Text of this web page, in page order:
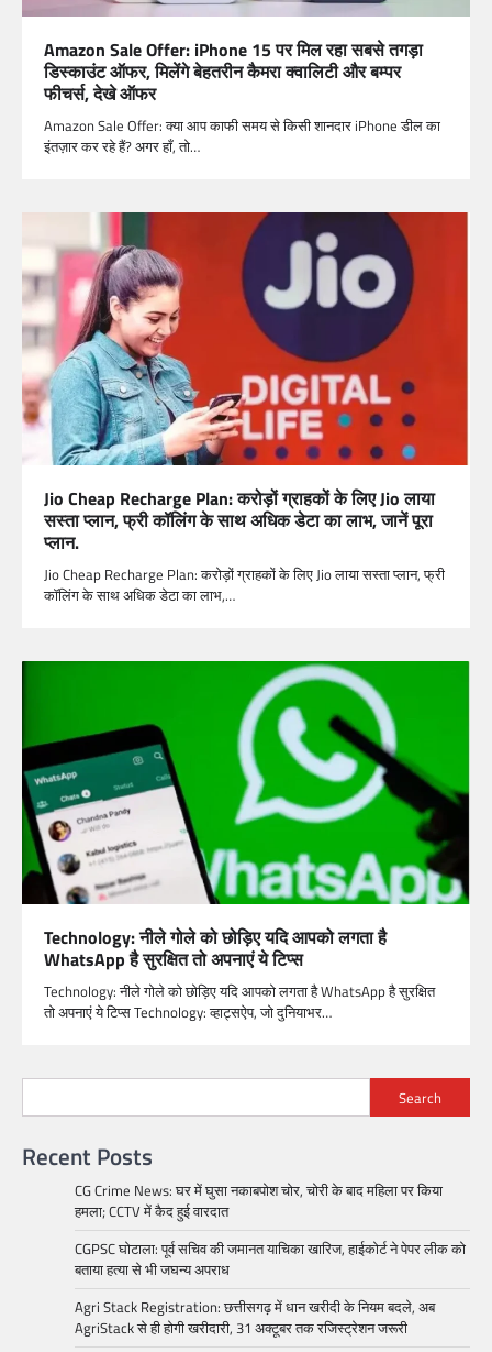
Amazon Sale Offer: iPhone 15 पर मिल रहा सबसे तगड़ा
डिस्काउंट ऑफर, मिलेंगे बेहतरीन कैमरा क्वालिटी और बम्पर
फीचर्स, देखे ऑफर
Amazon Sale Offer: क्या आप काफी समय से किसी शानदार iPhone डील का
इंतज़ार कर रहे हैं? अगर हाँ, तो…
Jio Cheap Recharge Plan: करोड़ों ग्राहकों के लिए Jio लाया
सस्ता प्लान, फ्री कॉलिंग के साथ अधिक डेटा का लाभ, जानें पूरा
प्लान.
Jio Cheap Recharge Plan: करोड़ों ग्राहकों के लिए Jio लाया सस्ता प्लान, फ्री
कॉलिंग के साथ अधिक डेटा का लाभ,…
Technology: नीले गोले को छोड़िए यदि आपको लगता है
WhatsApp है सुरक्षित तो अपनाएं ये टिप्स
Technology: नीले गोले को छोड़िए यदि आपको लगता है WhatsApp है सुरक्षित
तो अपनाएं ये टिप्स Technology: व्हाट्सऐप, जो दुनियाभर…
Search
Recent Posts
CG Crime News: घर में घुसा नकाबपोश चोर, चोरी के बाद महिला पर किया
हमला; CCTV में कैद हुई वारदात
CGPSC घोटाला: पूर्व सचिव की जमानत याचिका खारिज, हाईकोर्ट ने पेपर लीक को
बताया हत्या से भी जघन्य अपराध
Agri Stack Registration: छत्तीसगढ़ में धान खरीदी के नियम बदले, अब
AgriStack से ही होगी खरीदारी, 31 अक्टूबर तक रजिस्ट्रेशन जरूरी